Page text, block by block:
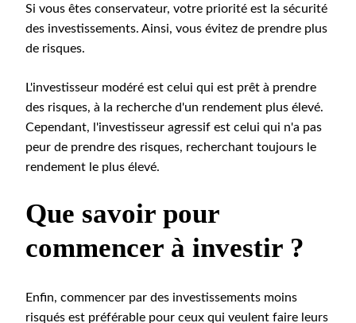
Si vous êtes conservateur, votre priorité est la sécurité
des investissements. Ainsi, vous évitez de prendre plus
de risques.
L'investisseur modéré est celui qui est prêt à prendre
des risques, à la recherche d'un rendement plus élevé.
Cependant, l'investisseur agressif est celui qui n'a pas
peur de prendre des risques, recherchant toujours le
rendement le plus élevé.
Que savoir pour
commencer à investir ?
Enfin, commencer par des investissements moins
risqués est préférable pour ceux qui veulent faire leurs